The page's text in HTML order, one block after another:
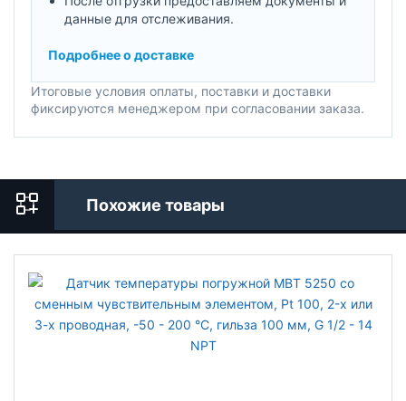
данные для отслеживания.
Подробнее о доставке
Итоговые условия оплаты, поставки и доставки
фиксируются менеджером при согласовании заказа.
Похожие товары